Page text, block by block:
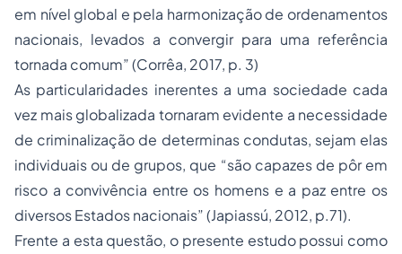
em nível global e pela harmonização de ordenamentos
nacionais, levados a convergir para uma referência
tornada comum” (Corrêa, 2017, p. 3)
As particularidades inerentes a uma sociedade cada
vez mais globalizada tornaram evidente a necessidade
de criminalização de determinas condutas, sejam elas
individuais ou de grupos, que “são capazes de pôr em
risco a convivência entre os homens e a paz entre os
diversos Estados nacionais” (Japiassú, 2012, p.71).
Frente a esta questão, o presente estudo possui como